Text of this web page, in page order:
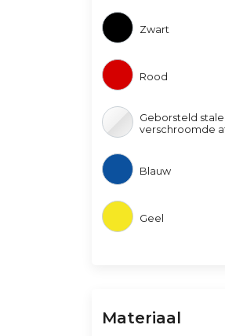
Zwart
Rood
Geborsteld
verschroomde
Blauw
Geel
Materiaal